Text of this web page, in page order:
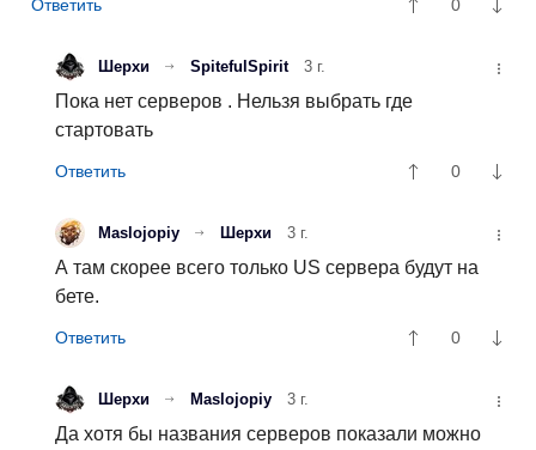
0
Шерхи SpitefulSpirit 3 г.
Пока нет серверов . Нельзя выбрать где
стартовать
0
Maslojopiy Шерхи 3 г.
А там скорее всего только US сервера будут на
бете.
0
Шерхи Maslojopiy 3 г.
Да хотя бы названия серверов показали можно